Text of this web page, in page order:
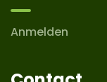
Anmelden